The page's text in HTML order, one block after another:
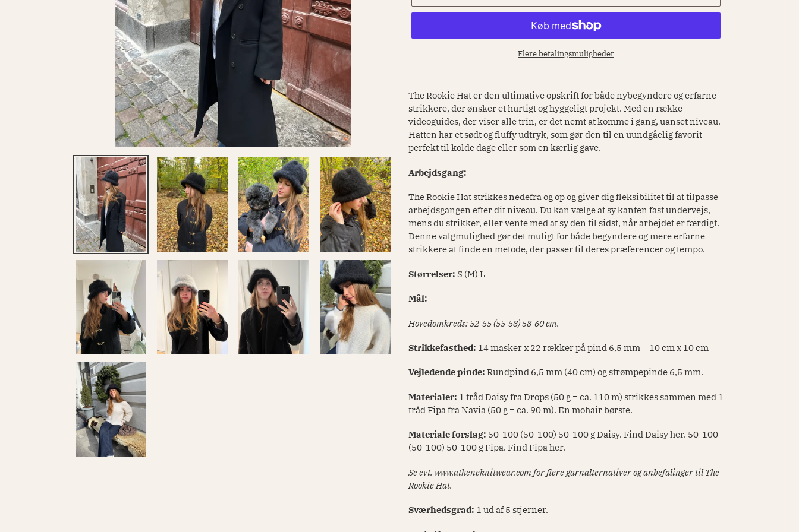
Flere betalingsmuligheder
produkt
din
indkøbskurv
The Rookie Hat er den ultimative opskrift for både nybegyndere og erfarne
strikkere, der ønsker et hurtigt og hyggeligt projekt. Med en række
videoguides, der viser alle trin, er det nemt at komme i gang, uanset niveau.
Hatten har et sødt og fluffy udtryk, som gør den til en uundgåelig favorit -
perfekt til kolde dage eller som en kærlig gave.
Arbejdsgang:
The Rookie Hat strikkes nedefra og op og giver dig fleksibilitet til at tilpasse
arbejdsgangen efter dit niveau. Du kan vælge at sy kanten fast undervejs,
mens du strikker, eller vente med at sy den til sidst, når arbejdet er færdigt.
Denne valgmulighed gør det muligt for både begyndere og mere erfarne
strikkere at finde en metode, der passer til deres præferencer og tempo.
Størrelser: S (M) L
Mål:
Hovedomkreds: 52-55 (55-58) 58-60 cm.
Strikkefasthed: 14 masker x 22 rækker på pind 6,5 mm = 10 cm x 10 cm
Vejledende pinde: Rundpind 6,5 mm (40 cm) og strømpepinde 6,5 mm.
Materialer: 1 tråd Daisy fra Drops (50 g = ca. 110 m) strikkes sammen med 1
tråd Fipa fra Navia (50 g = ca. 90 m). En mohair børste.
Materiale forslag: 50-100 (50-100) 50-100 g Daisy. Find Daisy her. 50-100
(50-100) 50-100 g Fipa. Find Fipa her.
Se evt. www.atheneknitwear.comfor flere garnalternativer og anbefalinger til The
Rookie Hat.
Sværhedsgrad: 1 ud af 5 stjerner.